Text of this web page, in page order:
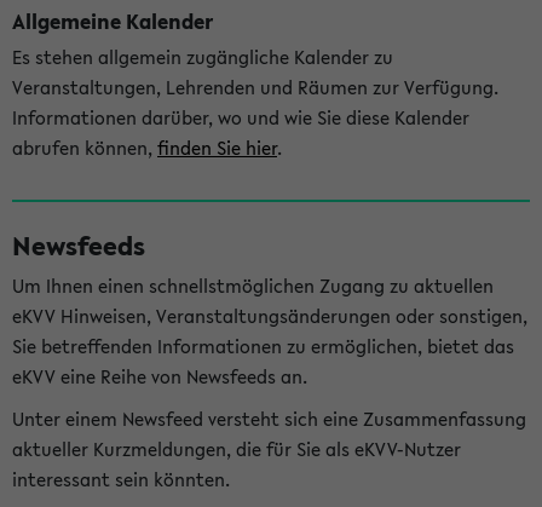
Allgemeine Kalender
Es stehen allgemein zugängliche Kalender zu
Veranstaltungen, Lehrenden und Räumen zur Verfügung.
Informationen darüber, wo und wie Sie diese Kalender
abrufen können, finden Sie hier.
Newsfeeds
Um Ihnen einen schnellstmöglichen Zugang zu aktuellen
eKVV Hinweisen, Veranstaltungsänderungen oder sonstigen,
Sie betreffenden Informationen zu ermöglichen, bietet das
eKVV eine Reihe von Newsfeeds an.
Unter einem Newsfeed versteht sich eine Zusammenfassung
aktueller Kurzmeldungen, die für Sie als eKVV-Nutzer
interessant sein könnten.